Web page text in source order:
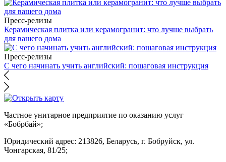
Пресс-релизы
Керамическая плитка или керамогранит: что лучше выбрать
для вашего дома
Пресс-релизы
С чего начинать учить английский: пошаговая инструкция
Частное унитарное предприятие по оказанию услуг
«Бобрбай»;
Юридический адрес: 213826, Беларусь, г. Бобруйск, ул.
Чонгарская, 81/25;